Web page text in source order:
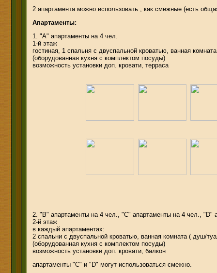
2 апартамента можно использовать , как смежные (есть
Апартаменты:
1. "А" апартаменты на 4 чел.
1-й этаж
гостиная, 1 спальня с двуспальной кроватью, ванная
(оборудованная кухня с комплектом посуды)
возможность установки доп. кровати, терраса
2. "В" апартаменты на 4 чел., "С" апартаменты на 4 чел., "D"
2-й этаж
в каждый апартаментах:
2 спальни с двуспальной кроватью, ванная комната ( душ/
(оборудованная кухня с комплектом посуды)
возможность установки доп. кровати, балкон
апартаменты "С" и "D" могут использоваться смежно.